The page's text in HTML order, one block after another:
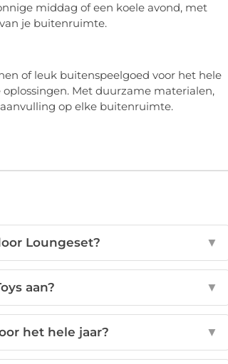
middag of een koele avond, met
je buitenruimte.
of leuk buitenspeelgoed voor het hele
Met duurzame materialen,
op elke buitenruimte.
Loungeset? ▼
aan? ▼
het hele jaar? ▼